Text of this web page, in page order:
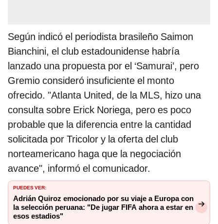
Según indicó el periodista brasileño Saimon
Bianchini, el club estadounidense habría
lanzado una propuesta por el ‘Samurai’, pero
Gremio consideró insuficiente el monto
ofrecido. "Atlanta United, de la MLS, hizo una
consulta sobre Erick Noriega, pero es poco
probable que la diferencia entre la cantidad
solicitada por Tricolor y la oferta del club
norteamericano haga que la negociación
avance", informó el comunicador.
PUEDES VER:
Adrián Quiroz emocionado por su viaje a Europa con
la selección peruana: "De jugar FIFA ahora a estar en
esos estadios"